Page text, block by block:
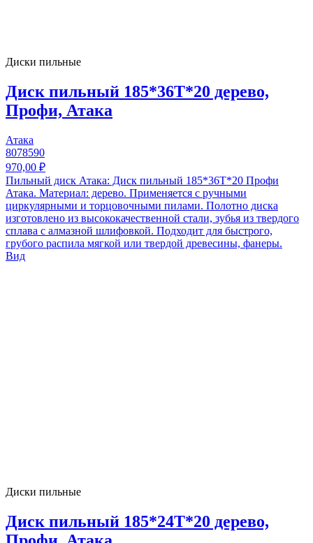
Диски пильные
Диск пильный 185*36T*20 дерево,
Профи, Атака
Атака
8078590
970,00 ₽
Пильный диск Атака: Диск пильный 185*36T*20 Профи
Атака. Материал: дерево. Применяется с ручными
циркулярными и торцовочными пилами. Полотно диска
изготовлено из высококачественной стали, зубья из твердого
сплава с алмазной шлифовкой. Подходит для быстрого,
грубого распила мягкой или твердой древесины, фанеры.
Вид
Диски пильные
Диск пильный 185*24T*20 дерево,